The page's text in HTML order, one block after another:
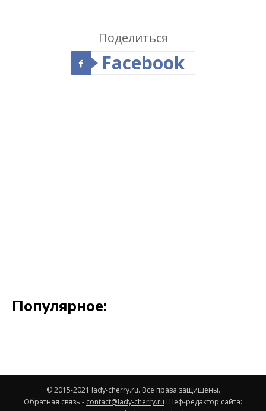
© 2015-2021 lady-cherry.ru. Все права защищены.
Обратная связь - contact@lady-cherry.ru Шеф-редактор сайта: